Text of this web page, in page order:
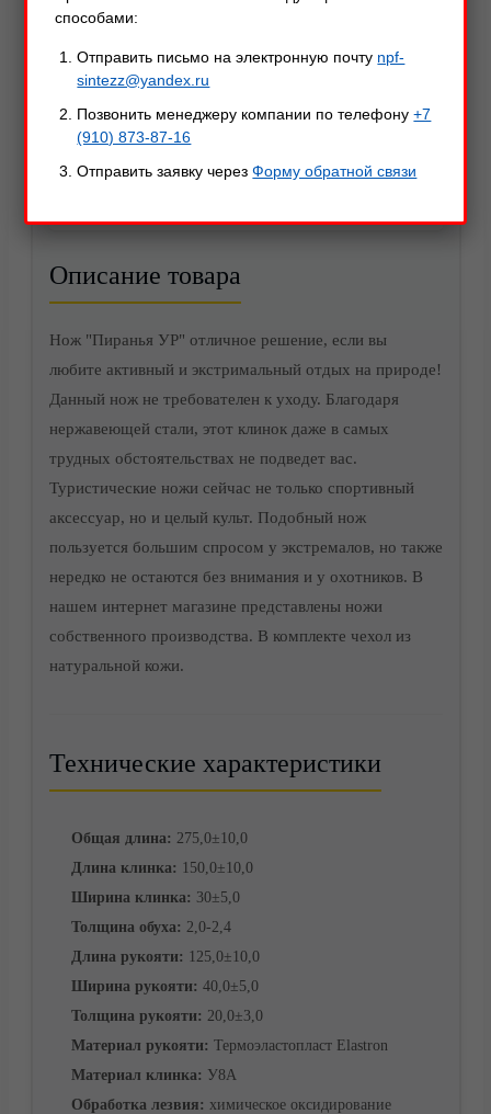
Акции
Корзина
Описание товара
Нож "Пиранья УР" отличное решение, если вы
любите активный и экстримальный отдых на природе!
Данный нож не требователен к уходу. Благодаря
нержавеющей стали, этот клинок даже в самых
трудных обстоятельствах не подведет вас.
Туристические ножи сейчас не только спортивный
аксессуар, но и целый культ. Подобный нож
пользуется большим спросом у экстремалов, но также
нередко не остаются без внимания и у охотников. В
нашем интернет магазине представлены ножи
собственного производства. В комплекте чехол из
натуральной кожи.
Технические характеристики
Общая длина: 275,0±10,0
Длина клинка: 150,0±10,0
Ширина клинка: 30±5,0
Толщина обуха: 2,0-2,4
Длина рукояти: 125,0±10,0
Ширина рукояти: 40,0±5,0
Толщина рукояти: 20,0±3,0
Материал рукояти: Термоэластопласт Elastron
Материал клинка: У8А
Обработка лезвия: химическое оксидирование
способами:
Отправить письмо на электронную почту npf-
sintezz@yandex.ru
Позвонить менеджеру компании по телефону+7
(910) 873-87-16
Отправить заявку черезФорму обратной связи